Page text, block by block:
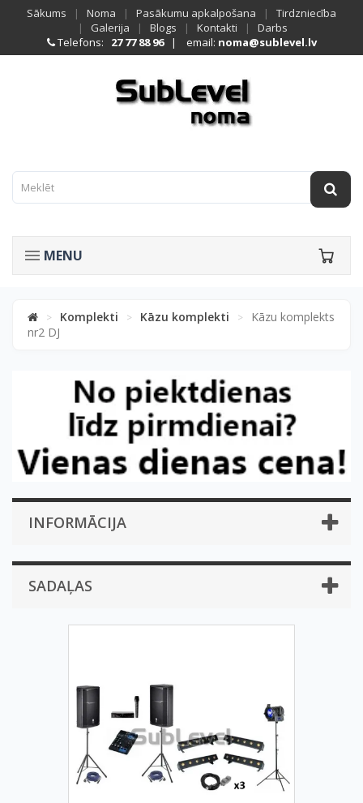
Sākums | Noma | Pasākumu apkalpošana |
Tirdzniecība
|
Galerija | Blogs | Kontakti |
Darbs
Telefons:
27 77 88 96| email: noma@sublevel.lv
MENU
> Komplekti > Kāzu komplekti >
Kāzu komplekts
nr2 DJ
INFORMĀCIJA
SADAĻAS